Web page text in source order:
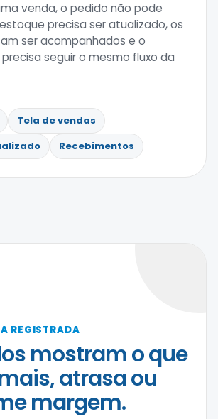
venda, o pedido não pode
precisa ser atualizado, os
ser acompanhados e o
seguir o mesmo fluxo da
Tela de vendas
Recebimentos
REGISTRADA
mostram o que
atrasa ou
margem.